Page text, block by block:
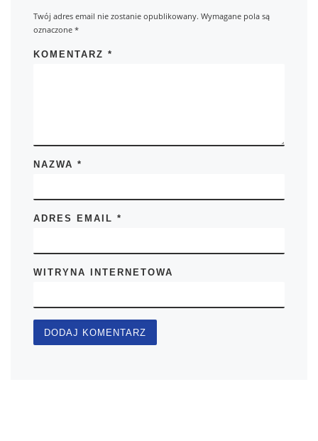
Twój adres email nie zostanie opublikowany. Wymagane pola są
oznaczone*
KOMENTARZ*
NAZWA*
ADRES EMAIL*
WITRYNA INTERNETOWA